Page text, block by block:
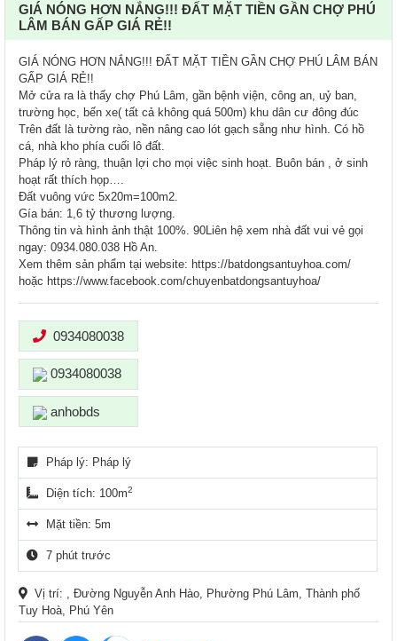
GIÁ NÓNG HƠN NẮNG!!! ĐẤT MẶT TIỀN GẦN CHỢ PHÚ
LÂM BÁN GẤP GIÁ RẺ!!
GIÁ NÓNG HƠN NẮNG!!! ĐẤT MẶT TIỀN GẦN CHỢ PHÚ LÂM BÁN
GẤP GIÁ RẺ!!
Mở cửa ra là thấy chợ Phú Lâm, gần bệnh viện, công an, uỷ ban,
trường học, bến xe( tất cả không quá 500m) khu dân cư đông đúc
Trên đất là tường rào, nền nâng cao lót gạch sẵng như hình. Có hồ
cá, nhà kho phía cuối lô đất.
Pháp lý rỏ ràng, thuận lợi cho mọi việc sinh hoạt. Buôn bán , ở sinh
hoạt rất thích họp….
Đất vuông vức 5x20m=100m2.
Gía bán: 1,6 tỷ thương lượng.
Thông tin và hình ảnh thật 100%. 90Liên hệ xem nhà đất vui vẻ gọi
ngay: 0934.080.038 Hồ An.
Xem thêm sản phẩm tại website: https://batdongsantuyhoa.com/
hoặc https://www.facebook.com/chuyenbatdongsantuyhoa/
0934080038
0934080038
anhobds
Pháp lý: Pháp lý
Diện tích: 100m2
Mặt tiền: 5m
7 phút trước
Vị trí: , Đường Nguyễn Anh Hào, Phường Phú Lâm, Thành phố
Tuy Hoà, Phú Yên